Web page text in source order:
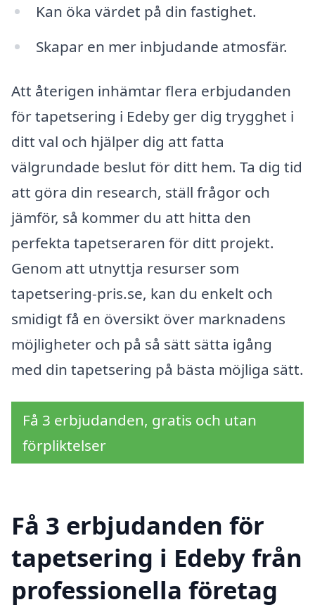
Kan öka värdet på din fastighet.
Skapar en mer inbjudande atmosfär.
Att återigen inhämtar flera erbjudanden
för tapetsering i Edeby ger dig trygghet i
ditt val och hjälper dig att fatta
välgrundade beslut för ditt hem. Ta dig tid
att göra din research, ställ frågor och
jämför, så kommer du att hitta den
perfekta tapetseraren för ditt projekt.
Genom att utnyttja resurser som
tapetsering-pris.se, kan du enkelt och
smidigt få en översikt över marknadens
möjligheter och på så sätt sätta igång
med din tapetsering på bästa möjliga sätt.
Få 3 erbjudanden, gratis och utan
förpliktelser
Få 3 erbjudanden för
tapetsering i Edeby från
professionella företag